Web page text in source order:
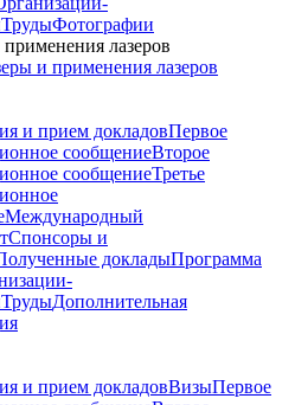
ТрудыФотографии
лазеров
и применения лазеров
и прием докладовПервое
сообщениеВторое
сообщениеТретье
Международный
Спонсоры и
докладыПрограмма
ТрудыДополнительная
и прием докладовВизыПервое